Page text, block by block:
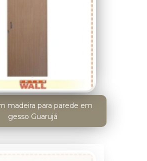
madeira para parede em
gesso Guarujá